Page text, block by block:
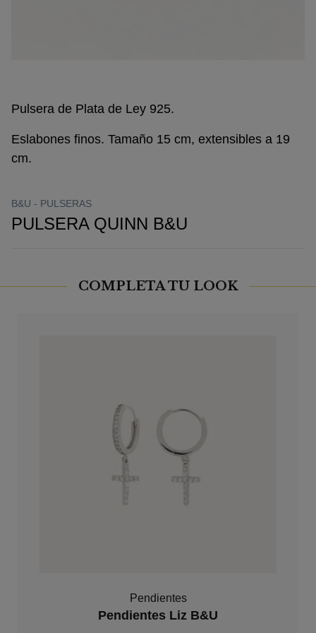
Pulsera de Plata de Ley 925.
Eslabones finos. Tamaño 15 cm, extensibles a 19
cm.
B&U - PULSERAS
PULSERA QUINN B&U
COMPLETA TU LOOK
Pendientes
Pendientes Liz B&U